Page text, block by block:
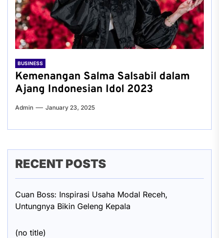
BUSINESS
Kemenangan Salma Salsabil dalam
Ajang Indonesian Idol 2023
Admin January 23, 2025
RECENT POSTS
Cuan Boss: Inspirasi Usaha Modal Receh,
Untungnya Bikin Geleng Kepala
(no title)